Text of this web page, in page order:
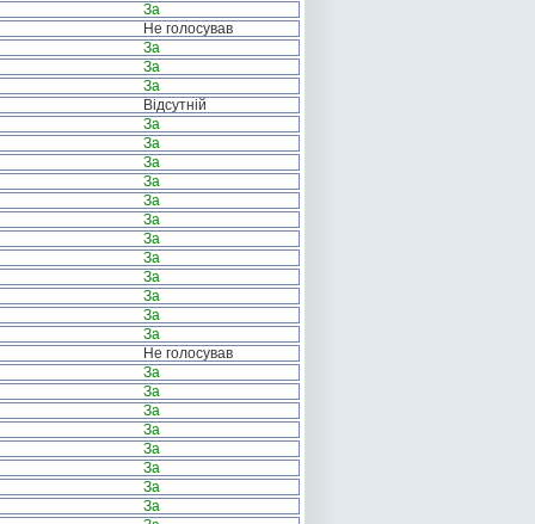
За
Не голосував
За
За
За
Відсутній
За
За
За
За
За
За
За
За
За
За
За
За
Не голосував
За
За
За
За
За
За
За
За